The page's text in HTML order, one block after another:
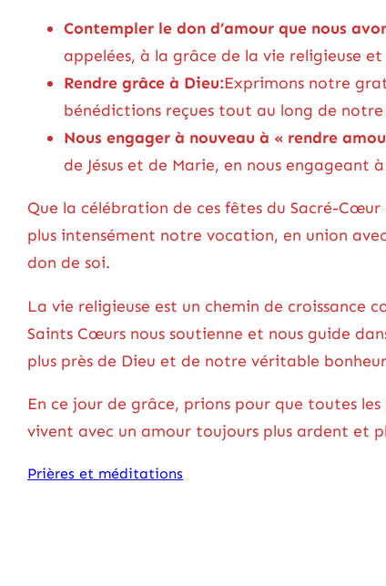
Contempler le don d’amour que nous
appelées, à la grâce de la vie religieuse
Rendre grâce à Dieu:Exprimons notre
bénédictions reçues tout au long de
Nous engager à nouveau à « rendre
de Jésus et de Marie, en nous engageant
Que la célébration de ces fêtes du Sacré-
plus intensément notre vocation, en union
don de soi.
La vie religieuse est un chemin de croissance
Saints Cœurs nous soutienne et nous guide
plus près de Dieu et de notre véritable
En ce jour de grâce, prions pour que toutes
vivent avec un amour toujours plus ardent et
Prières et méditations